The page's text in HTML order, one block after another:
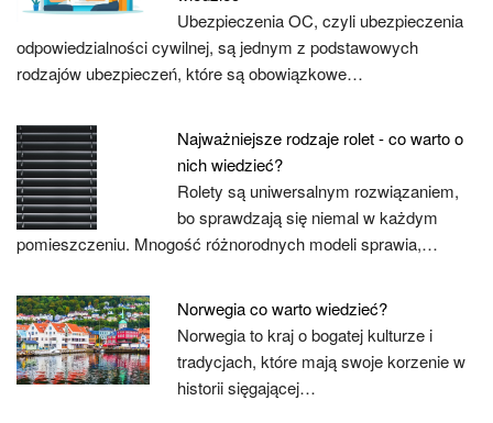
Ubezpieczenia OC, czyli ubezpieczenia
odpowiedzialności cywilnej, są jednym z podstawowych
rodzajów ubezpieczeń, które są obowiązkowe…
Najważniejsze rodzaje rolet - co warto o
nich wiedzieć?
Rolety są uniwersalnym rozwiązaniem,
bo sprawdzają się niemal w każdym
pomieszczeniu. Mnogość różnorodnych modeli sprawia,…
Norwegia co warto wiedzieć?
Norwegia to kraj o bogatej kulturze i
tradycjach, które mają swoje korzenie w
historii sięgającej…